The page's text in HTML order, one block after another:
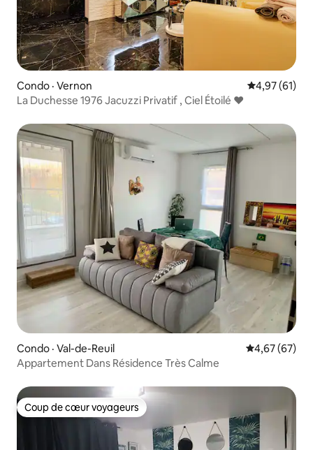
Condo · Vernon Note
4,97 (61)
La Duchesse 1976 Jacuzzi Privatif , Ciel Étoilé ❤️
Condo · Val-de-Reuil Note
4,67 (67)
Appartement Dans Résidence Très Calme
Coup de cœur voyageurs
Coup de cœur voyageurs